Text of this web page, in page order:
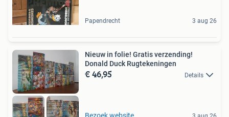
Papendrecht 3 aug 26
Nieuw in folie! Gratis verzending!
Donald Duck Rugtekeningen
€ 46,95 Details
Bezoek website